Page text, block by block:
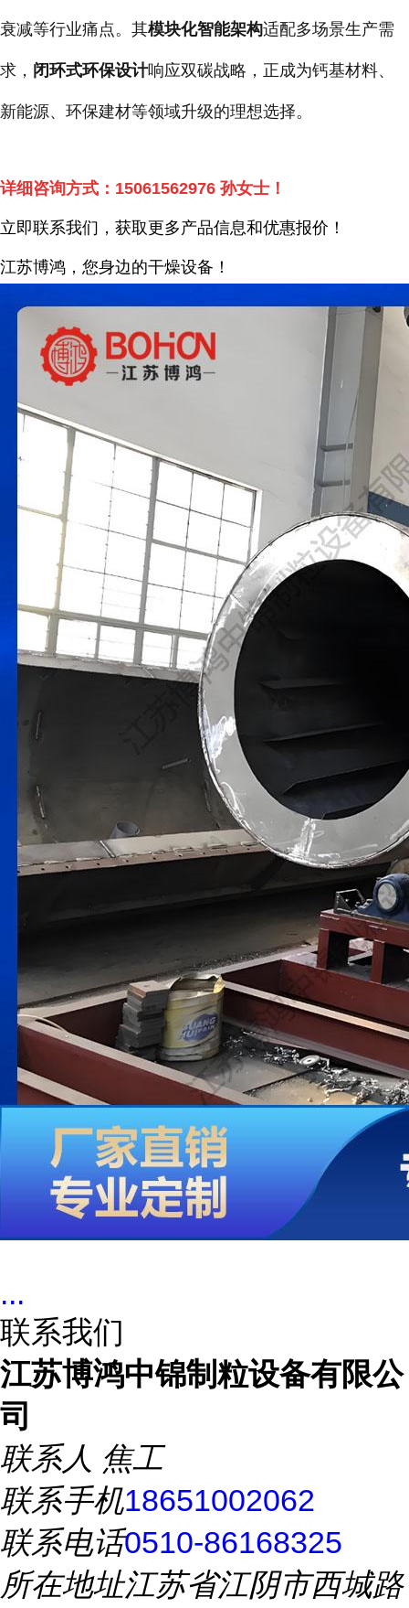
衰减等行业痛点。其模块化智能架构适配多场景生产需
求， 闭环式环保设计响应双碳战略，正成为钙基材料、
新能源、环保建材等领域升级的理想选择。
详细咨询方式： 15061562976 孙女士！
立即联系我们，获取更多产品信息和优惠报价！
江苏博鸿，您身边的干燥设备 ！
...
联系我们
江苏博鸿中锦制粒设备有限公
司
联系人 焦工
联系手机18651002062
联系电话0510-86168325
所在地址江苏省江阴市西城路